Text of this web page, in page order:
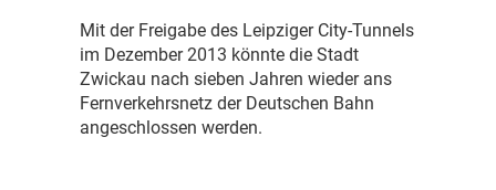
Mit der Freigabe des Leipziger City-Tunnels
im Dezember 2013 könnte die Stadt
Zwickau nach sieben Jahren wieder ans
Fernverkehrsnetz der Deutschen Bahn
angeschlossen werden.